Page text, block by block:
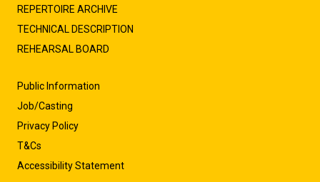
REPERTOIRE ARCHIVE
TECHNICAL DESCRIPTION
REHEARSAL BOARD
Public Information
Job/Casting
Privacy Policy
T&Cs
Accessibility Statement